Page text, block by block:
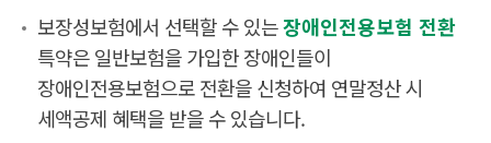
보장성보험에서 선택할 수 있는장애인전용보험 전환
특약은 일반보험을 가입한 장애인들이
장애인전용보험으로 전환을 신청하여 연말정산 시
세액공제 혜택을 받을 수 있습니다.